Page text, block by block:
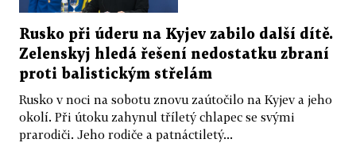
Rusko při úderu na Kyjev zabilo další dítě.
Zelenskyj hledá řešení nedostatku zbraní
proti balistickým střelám
Rusko v noci na sobotu znovu zaútočilo na Kyjev a jeho
okolí. Při útoku zahynul tříletý chlapec se svými
prarodiči. Jeho rodiče a patnáctiletý...